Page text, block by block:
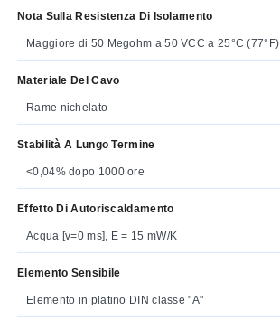
Nota Sulla Resistenza Di Isolamento
Maggiore di 50 Megohm a 50 VCC a 25°C (77°F)
Materiale Del Cavo
Rame nichelato
Stabilità A Lungo Termine
<0,04% dopo 1000 ore
Effetto Di Autoriscaldamento
Acqua [v=0 ms], E = 15 mW/K
Elemento Sensibile
Elemento in platino DIN classe "A"